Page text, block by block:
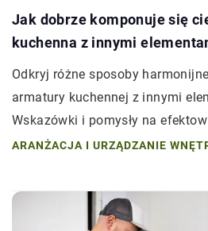
Jak dobrze komponuje się
kuchenna z innymi
Odkryj różne sposoby
armatury kuchennej z innymi
Wskazówki i pomysły na
ARANŻACJA I URZĄDZANIE